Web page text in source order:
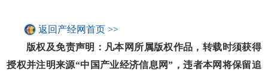
返回产经网首页 >>
版权及免责声明：凡本网所属版权作品，转载时须获得
授权并注明来源“中国产业经济信息网”，违者本网将保留追